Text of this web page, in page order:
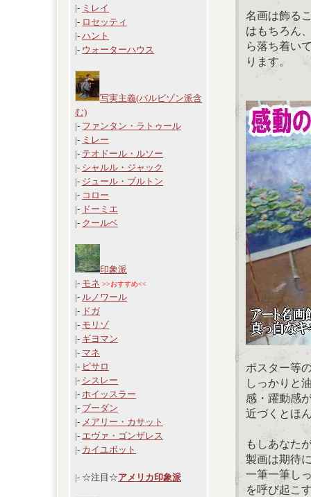
|- ミレイ
|- ロセッティ
|- ハント
|- ウォーターハウス
写実主義(バルビゾン派含
む)
|- ファンタン・ラトゥール
|- ミレー
|- テオドール・ルソー
|- シャルル・ジャック
|- ジュール・ブルトン
|- コロー
|- ドーミエ
|- クールベ
印象派
|- モネ >>おすすめ<<
|- ルノワール
|- ドガ
|- モリゾ
|- ギヨマン
|- マネ
|- ピサロ
|- シスレー
|- ホイッスラー
|- ブーダン
|- メアリー・カサット
|- エヴァ・ゴンザレス
|- カイユボット
|- ☆注目☆アメリカ印象派
名画は飾る
はもちろん
ら落ち着い
ります。
ポスター等
しっかりと
感・躍動感
近づくとほ
もしあなた
製画は期待
一筆一筆し
を呼び起こ